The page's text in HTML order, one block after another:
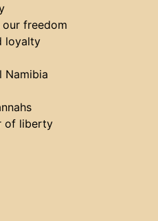
freedom
loyalty
Namibia
of liberty